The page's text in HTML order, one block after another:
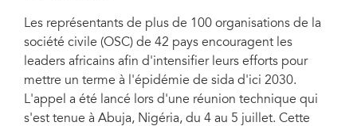
Les représentants de plus de 100 organisations de la
société civile (OSC) de 42 pays encouragent les
leaders africains afin d'intensifier leurs efforts pour
mettre un terme à l'épidémie de sida d'ici 2030.
L'appel a été lancé lors d'une réunion technique qui
s'est tenue à Abuja, Nigéria, du 4 au 5 juillet. Cette